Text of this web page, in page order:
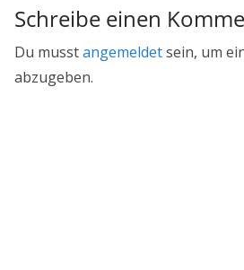
Schreibe einen
Du musstangemeldetsein, um
abzugeben.